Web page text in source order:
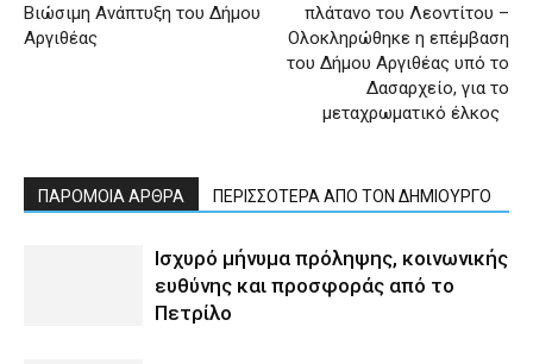
Βιώσιμη Ανάπτυξη του Δήμου
Αργιθέας
πλάτανο του Λεοντίτου –
Ολοκληρώθηκε η επέμβαση
του Δήμου Αργιθέας υπό το
Δασαρχείο, για το
μεταχρωματικό έλκος
ΠΑΡΟΜΟΙΑ ΑΡΘΡΑ ΠΕΡΙΣΣΟΤΕΡΑ ΑΠΟ ΤΟΝ ΔΗΜΙΟΥΡΓΟ
Ισχυρό μήνυμα πρόληψης, κοινωνικής
ευθύνης και προσφοράς από το
Πετρίλο